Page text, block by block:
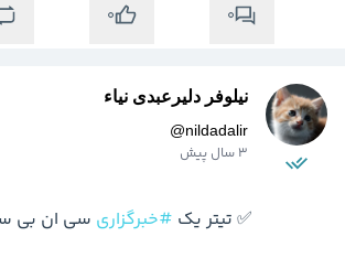
0
0
نیلوفر دلیرعبدی نیاء
@nildadalir
3 سال پیش
✅ تیتر یک #خبرگزاری